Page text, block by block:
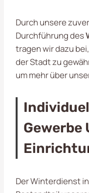
Durch unsere
Durchführung des
tragen wir dazu
der Stadt zu
um mehr über
Gewerbe
Der Winterdienst in